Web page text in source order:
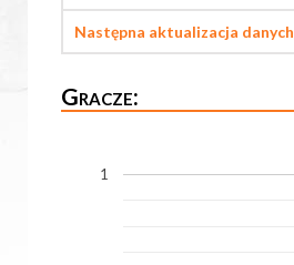
Następna aktualizacja danych
Gracze:
1